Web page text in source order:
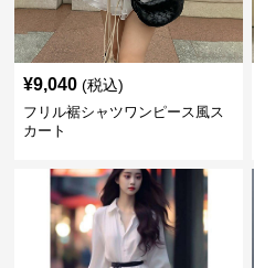
¥9,040 (税込)
フリル裾シャツワンピース風ス
カート